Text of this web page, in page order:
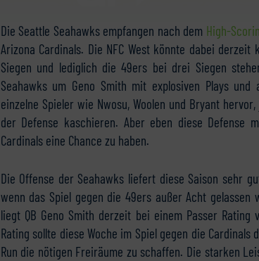
Die Seattle Seahawks empfangen nach dem High-
Arizona Cardinals. Die NFC West könnte dabei
Siegen und lediglich die 49ers bei drei Siegen
Seahawks um Geno Smith mit explosiven Plays
einzelne Spieler wie Nwosu, Woolen und Bryant
der Defense kaschieren. Aber eben diese Defense
Cardinals eine Chance zu haben.
Die Offense der Seahawks liefert diese Saison sehr
wenn das Spiel gegen die 49ers außer Acht
liegt QB Geno Smith derzeit bei einem Passer
Rating sollte diese Woche im Spiel gegen die
Run die nötigen Freiräume zu schaffen. Die starken